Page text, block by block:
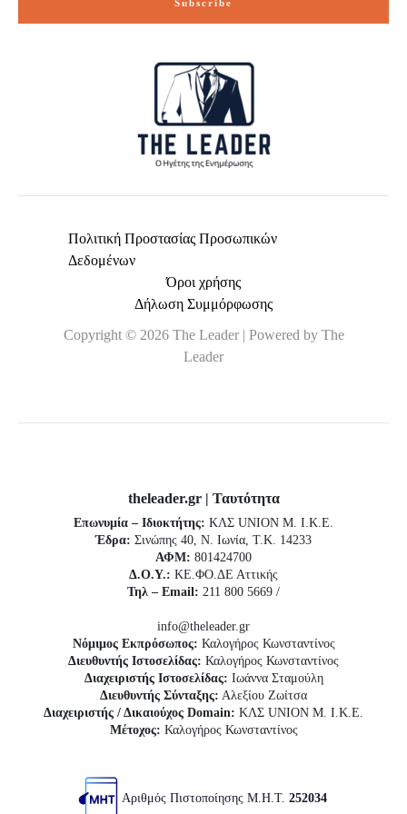
Subscribe
Πολιτική Προστασίας Προσωπικών
Δεδομένων
Όροι χρήσης
Δήλωση Συμμόρφωσης
Copyright © 2026 The Leader | Powered by The
Leader
theleader.gr | Ταυτότητα
Επωνυμία – Ιδιοκτήτης: ΚΛΣ UNION Μ. Ι.Κ.Ε.
Έδρα: Σινώπης 40, Ν. Ιωνία, Τ.Κ. 14233
ΑΦΜ: 801424700
Δ.Ο.Υ.: ΚΕ.ΦΟ.ΔΕ Αττικής
Τηλ – Email: 211 800 5669 /
info@theleader.gr
Νόμιμος Εκπρόσωπος: Καλογήρος Κωνσταντίνος
Διευθυντής Ιστοσελίδας: Καλογήρος Κωνσταντίνος
Διαχειριστής Ιστοσελίδας: Ιωάννα Σταμούλη
Διευθυντής Σύνταξης: Αλεξίου Ζωίτσα
Διαχειριστής / Δικαιούχος Domain: ΚΛΣ UNION Μ. Ι.Κ.Ε.
Μέτοχος: Καλογήρος Κωνσταντίνος
Αριθμός Πιστοποίησης Μ.Η.Τ. 252034